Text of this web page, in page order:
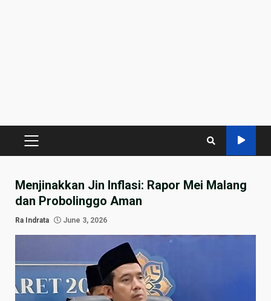
PRIMARY
Menjinakkan Jin Inflasi: Rapor Mei Malang
dan Probolinggo Aman
Ra Indrata June 3, 2026